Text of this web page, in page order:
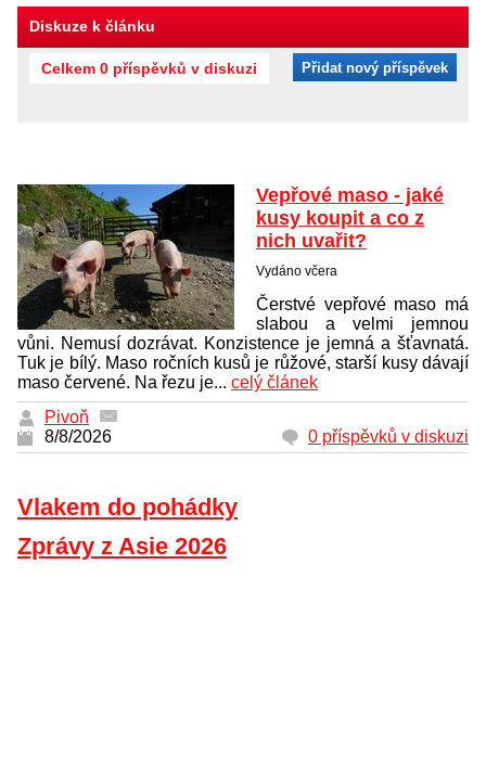
Diskuze k článku
Celkem 0 příspěvků v diskuzi Přidat nový příspěvek
Vepřové maso - jaké
kusy koupit a co z
nich uvařit?
Vydáno včera
Čerstvé vepřové maso má
slabou a velmi jemnou
vůni. Nemusí dozrávat. Konzistence je jemná a šťavnatá.
Tuk je bílý. Maso ročních kusů je růžové, starší kusy dávají
maso červené. Na řezu je... celý článek
Pivoň
8/8/2026
0 příspěvků v diskuzi
Vlakem do pohádky
Zprávy z Asie 2026